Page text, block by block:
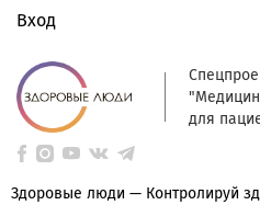
Вход
для
Здоровые люди — Контролируй